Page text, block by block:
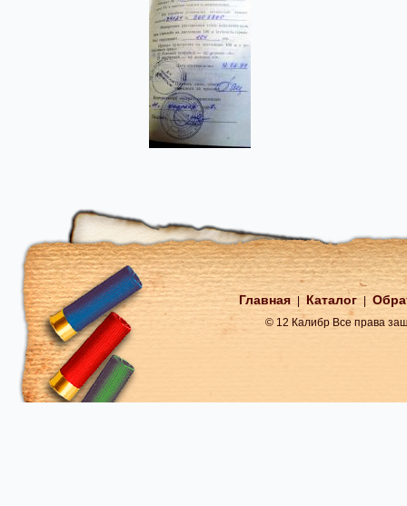
Главная Каталог
© 12 Калибр Все права